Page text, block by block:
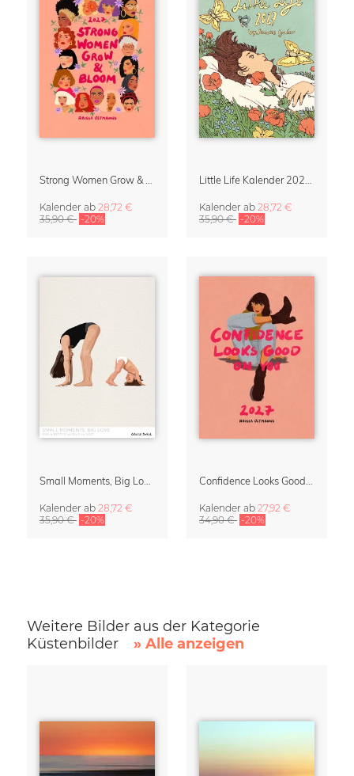
Kalender ab 28,72 €
35,90 € -20%
Kalender ab 28,72 €
35,90 € -20%
Kalender ab 28,72 €
35,90 € -20%
Kalender ab 27,92 €
34,90 € -20%
Weitere Bilder aus der Kategorie
Küstenbilder
» Alle anzeigen